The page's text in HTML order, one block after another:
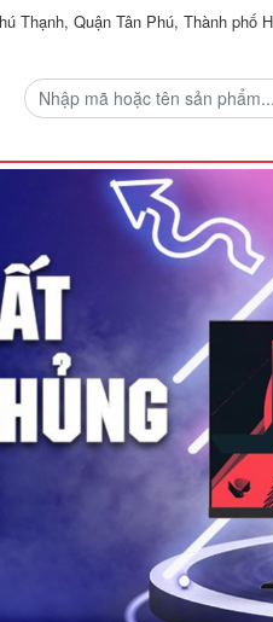
Thạnh, Quận Tân Phú, Thành phố